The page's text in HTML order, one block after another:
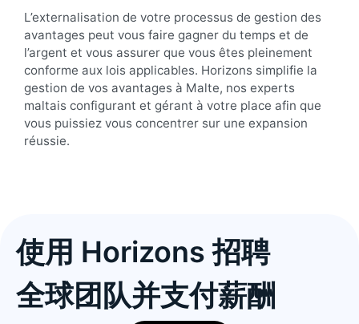
L’externalisation de votre processus de gestion des
avantages peut vous faire gagner du temps et de
l’argent et vous assurer que vous êtes pleinement
conforme aux lois applicables. Horizons simplifie la
gestion de vos avantages à Malte, nos experts
maltais configurant et gérant à votre place afin que
vous puissiez vous concentrer sur une expansion
réussie.
使用 Horizons 招聘
全球团队并支付薪酬